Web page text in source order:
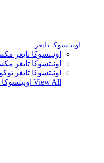
اونيتسوكا تايغر
اونيتسوكا تايغر مكسيكو
اونيتسوكا تايغر
اونيتسوكا تايغر
View All اونيتسوكا